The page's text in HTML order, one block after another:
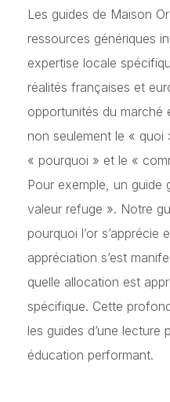
Les guides de Maison
ressources génériques
expertise locale
réalités françaises et
opportunités du marché
non seulement le « quoi
« pourquoi » et le «
Pour exemple, un guide
valeur refuge ». Notre
pourquoi l’or
appréciation s’est
quelle allocation est
spécifique. Cette
les guides d’une lecture
éducation performant.